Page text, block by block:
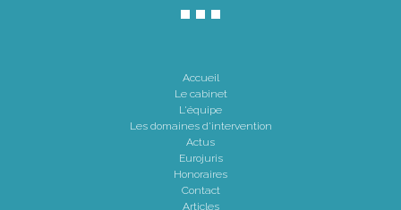
Accueil
Le cabinet
L'équipe
Les domaines d'intervention
Actus
Eurojuris
Honoraires
Contact
Articles